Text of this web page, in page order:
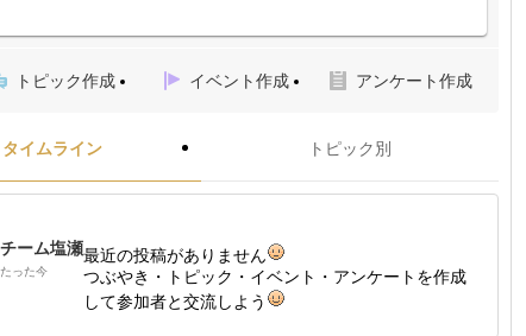
トピック作成 イベント作成 アンケート作成
タイムライン トピック別
チーム塩瀬
たった今
最近の投稿がありません
つぶやき・トピック・イベント・アンケートを作成
して参加者と交流しよう